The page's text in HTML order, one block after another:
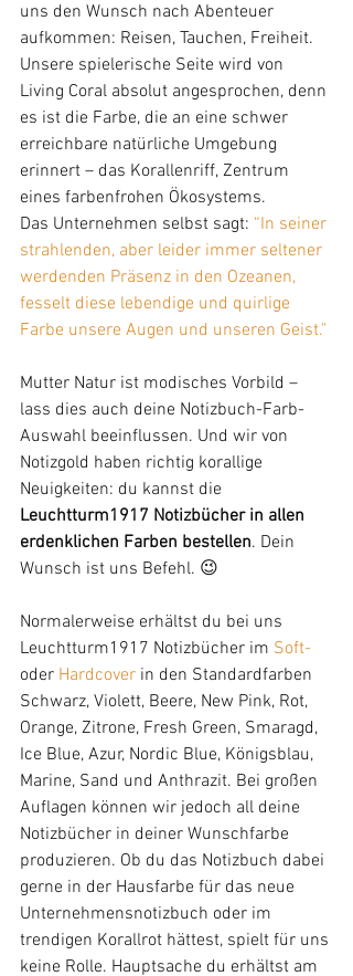
uns den Wunsch nach Abenteuer
aufkommen: Reisen, Tauchen, Freiheit.
Unsere spielerische Seite wird von
Living Coral absolut angesprochen, denn
es ist die Farbe, die an eine schwer
erreichbare natürliche Umgebung
erinnert – das Korallenriff, Zentrum
eines farbenfrohen Ökosystems.
Das Unternehmen selbst sagt: “In seiner
strahlenden, aber leider immer seltener
werdenden Präsenz in den Ozeanen,
fesselt diese lebendige und quirlige
Farbe unsere Augen und unseren Geist."
Mutter Natur ist modisches Vorbild –
lass dies auch deine Notizbuch-Farb-
Auswahl beeinflussen. Und wir von
Notizgold haben richtig korallige
Neuigkeiten: du kannst die
Leuchtturm1917 Notizbücher in allen
erdenklichen Farben bestellen. Dein
Wunsch ist uns Befehl. 😉
Normalerweise erhältst du bei uns
Leuchtturm1917 Notizbücher im Soft-
oder Hardcover in den Standardfarben
Schwarz, Violett, Beere, New Pink, Rot,
Orange, Zitrone, Fresh Green, Smaragd,
Ice Blue, Azur, Nordic Blue, Königsblau,
Marine, Sand und Anthrazit. Bei großen
Auflagen können wir jedoch all deine
Notizbücher in deiner Wunschfarbe
produzieren. Ob du das Notizbuch dabei
gerne in der Hausfarbe für das neue
Unternehmensnotizbuch oder im
trendigen Korallrot hättest, spielt für uns
keine Rolle. Hauptsache du erhältst am